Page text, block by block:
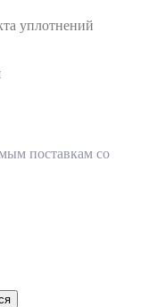
уплотнений
поставкам со